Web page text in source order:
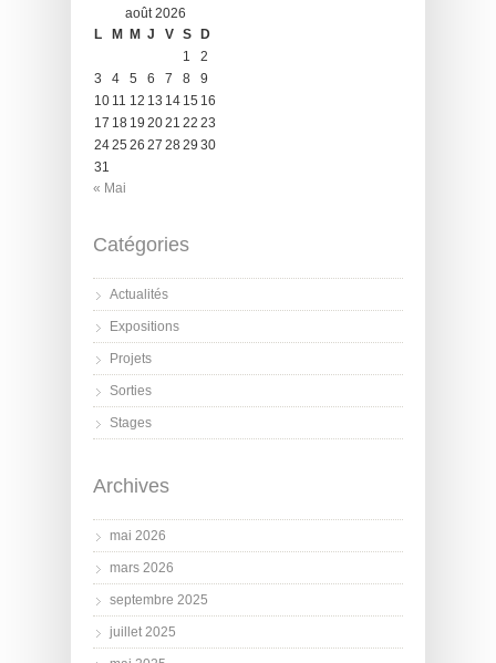
août 2026
L
M M J V S D
1
2
3
4 5 6 7 8
9
10 11 12 13 14 15 16
17 18 19 2021 22 23
2425 26 27 2829 30
31
« Mai
Catégories
Actualités
Expositions
Projets
Sorties
Stages
Archives
mai 2026
mars 2026
septembre 2025
juillet 2025